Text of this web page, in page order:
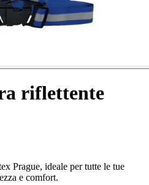
riflettente
Prague, ideale per tutte le tue
e comfort.